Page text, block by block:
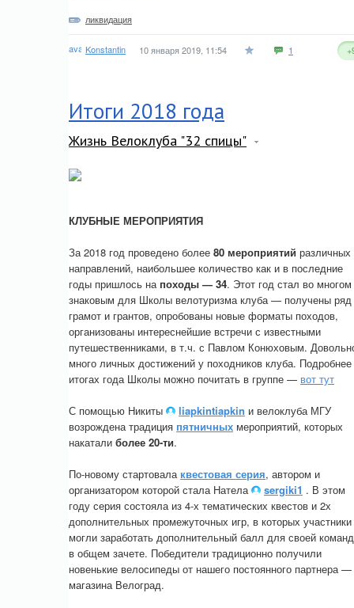
ликвидация
Konstantin 10 января 2019, 11:54 1
Итоги 2018 года
Жизнь Велоклуба "32 спицы"
КЛУБНЫЕ МЕРОПРИЯТИЯ
За 2018 год проведено более 80 мероприятий различных
направлений, наибольшее количество как и в последние
годы пришлось на походы — 34. Этот год стал во многом
знаковым для Школы велотуризма клуба — получены ряд
грамот и грантов, опробованы новые форматы походов,
организованы интереснейшие встречи с известными
путешественниками, в т.ч. с Павлом Конюховым.
много личных достижений у походников клуба.
итогах года Школы можно почитать в группе — вот тут
С помощью Никиты liapkintiapkin и велоклуба МГУ
возрождена традиция пятничных мероприятий, которых
накатали более 20-ти.
По-новому стартовала квестовая серия, автором и
организатором которой стала Натела
sergiki1 . В этом
году серия состояла из 4-х тематических квестов и 2х
дополнительных промежуточных игр, в которых участники
могли заработать дополнительный балл для своей
в общем зачете. Победители традиционно получили
новенькие велосипеды от нашего постоянного партнера —
магазина Велоград.